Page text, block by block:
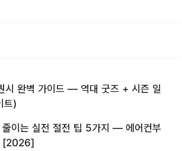
시 완벽 가이드 — 역대 굿즈 + 시즌 일
트)
줄이는 실전 절전 팁 5가지 — 에어컨부
[2026]